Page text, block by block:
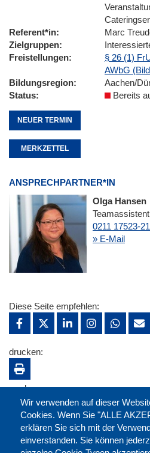
Referent*in
Marc
Zielgruppen
Freistellungen
§ 26 (1)
AWbG
Bildungsregion
Aachen/
Status
Bereits
NEUER TERMIN
MERKZETTEL
ANSPRECHPARTNER*IN
Olga Hansen
0211 17523-
» E-Mail
Wir verwenden auf dieser
Cookies. Wenn Sie "ALLE
erklären Sie sich mit der
einverstanden. Sie können
Diese Seite empfehlen:
drucken:
merken: